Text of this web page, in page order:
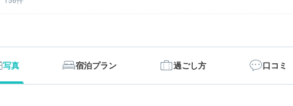
写真 宿泊プラン 過ごし方 口コミ